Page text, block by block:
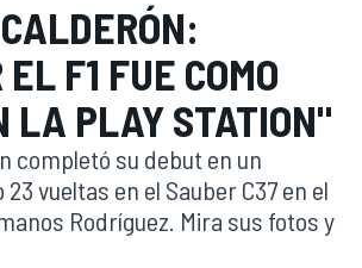
F1 FUE COMO
LA PLAY STATION"
completó su debut en un
23 vueltas en el Sauber C37 en el
Rodríguez. Mira sus fotos y